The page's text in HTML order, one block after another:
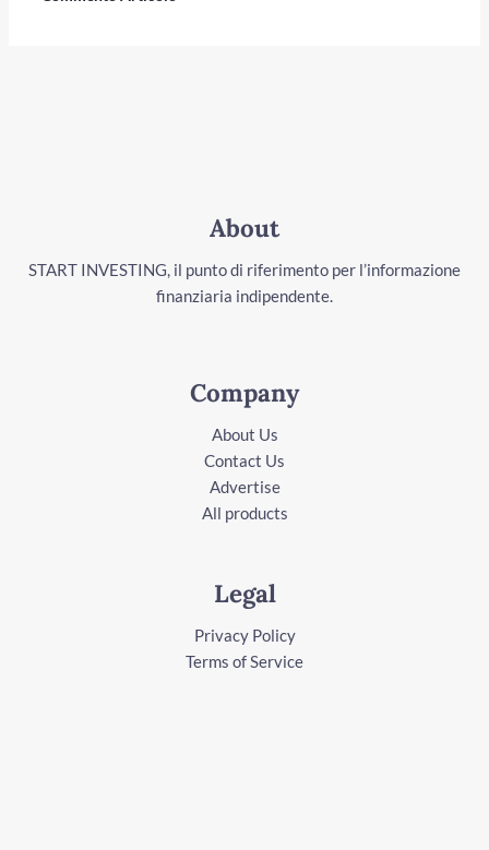
About
START INVESTING, il punto di riferimento per l’informazione
finanziaria indipendente.
Company
About Us
Contact Us
Advertise
All products
Legal
Privacy Policy
Terms of Service